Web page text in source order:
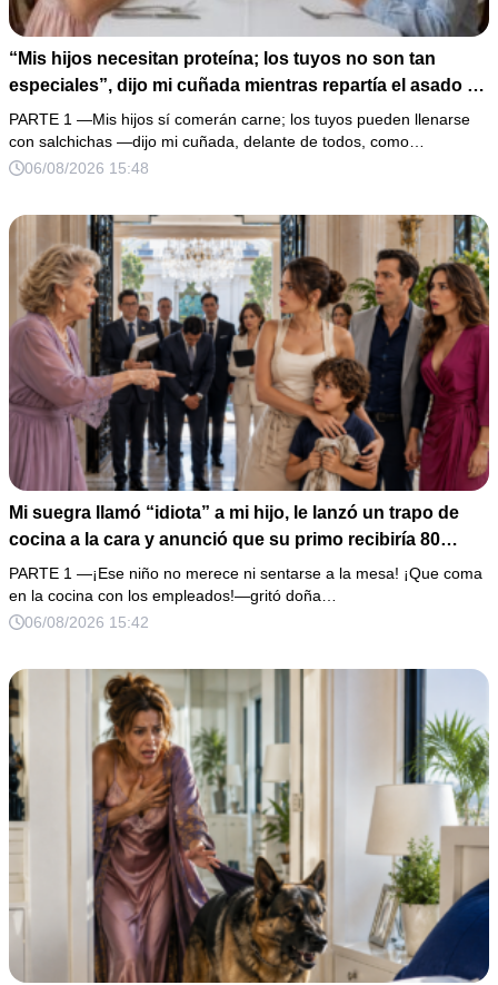
“Mis hijos necesitan proteína; los tuyos no son tan
especiales”, dijo mi cuñada mientras repartía el asado y
hacía llorar a mi hija. Mi esposo me pidió que no armara
un escándalo, así que guardé silencio, terminé un pastel
de boda de 8,000 pesos y coloqué sobre la mesa un
PARTE 1 —Mis hijos sí comerán carne; los tuyos pueden llenarse
con salchichas —dijo mi cuñada, delante de todos, como…
06/08/2026 15:48
Mi suegra llamó “idiota” a mi hijo, le lanzó un trapo de
cocina a la cara y anunció que su primo recibiría 80
millones y el 50% de las acciones: “Aprende cuál es tu
lugar”. Permanecí en silencio hasta que terminaron de
firmar; entonces mostré una grabación y alguien llamó a
PARTE 1 —¡Ese niño no merece ni sentarse a la mesa! ¡Que coma
en la cocina con los empleados!—gritó doña…
06/08/2026 15:42